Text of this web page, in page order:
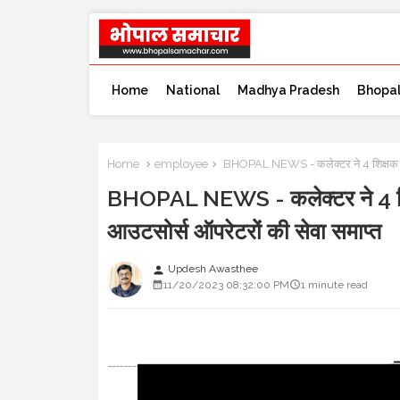
Home National Madhya Pradesh Bhopal
Home employee BHOPAL NEWS - कलेक्टर ने 4 शिक्षक
BHOPAL NEWS - कलेक्टर ने 4
आउटसोर्स ऑपरेटरों की सेवा समाप्त
person Updesh Awasthee
11/20/2023 08:32:00 PM
1 minute read